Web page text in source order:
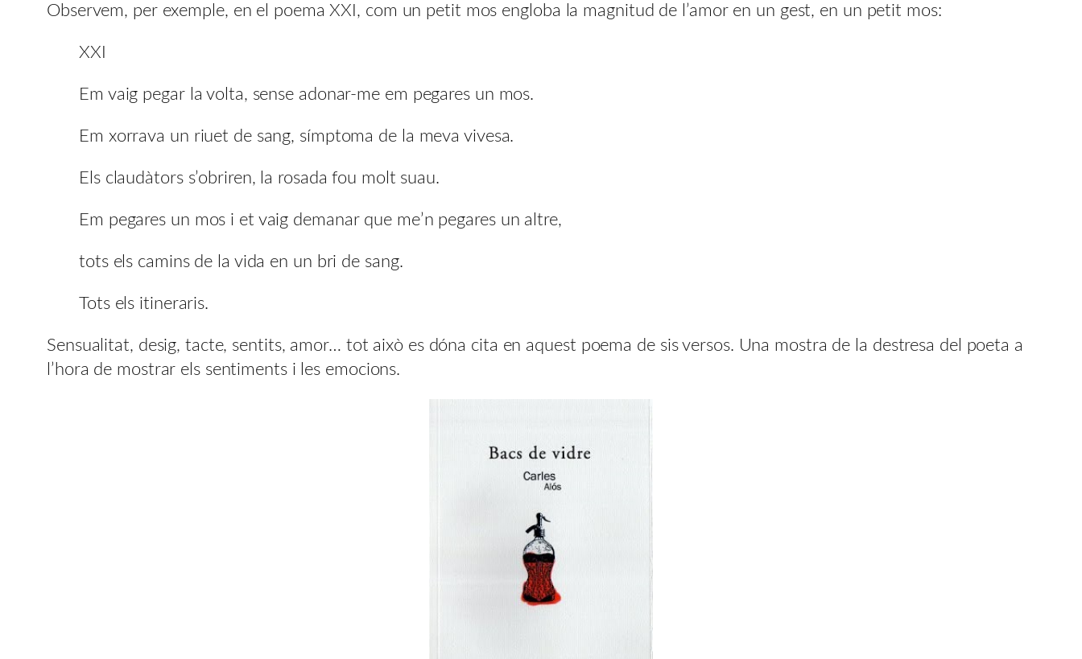
Observem, per exemple, en el poema XXI, com un petit mos engloba la magnitud de l’amor en un gest, en un petit mos:
XXI
Em vaig pegar la volta, sense adonar-me em pegares un mos.
Em xorrava un riuet de sang, símptoma de la meva vivesa.
Els claudàtors s’obriren, la rosada fou molt suau.
Em pegares un mos i et vaig demanar que me’n pegares un altre,
tots els camins de la vida en un bri de sang.
Tots els itineraris.
Sensualitat, desig, tacte, sentits, amor… tot això es dóna cita en aquest poema de sis versos. Una mostra de la destresa del poeta a
l’hora de mostrar els sentiments i les emocions.